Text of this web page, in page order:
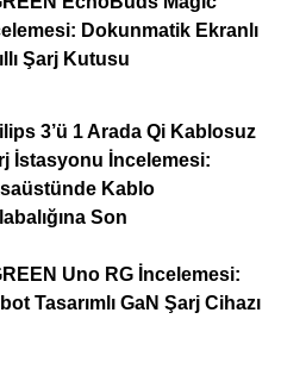
Dokunmatik Ekranlı
Şarj Kutusu
3’ü 1 Arada Qi Kablosuz
İstasyonu İncelemesi:
Kablo
Son
Uno RG İncelemesi:
Tasarımlı GaN Şarj Cihazı